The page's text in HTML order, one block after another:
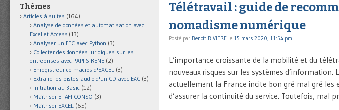
Télétravail : guide de
nomadisme numérique
Posté par Benoît RIVIERE le 15 mars 2020, 11:54 pm
L’importance croissante de la mobilité et du
nouveaux risques sur les systèmes d’information.
actuellement la France incite bon gré mal gré les
d’assurer la continuité du service. Toutefois, mal
Thèmes
Articles à suites (164)
Analyse de données et automatisation avec
Excel et Access (13)
Analyser un FEC avec Python (3)
Collecter des données juridiques sur les
entreprises avec l'API SIRENE (2)
Enregistreur de macros d'EXCEL (3)
Extraire les pistes audio d'un CD avec EAC (3)
Initiation au Basic (12)
Maîtriser ETAFI CONSO (3)
Maîtriser EXCEL (65)